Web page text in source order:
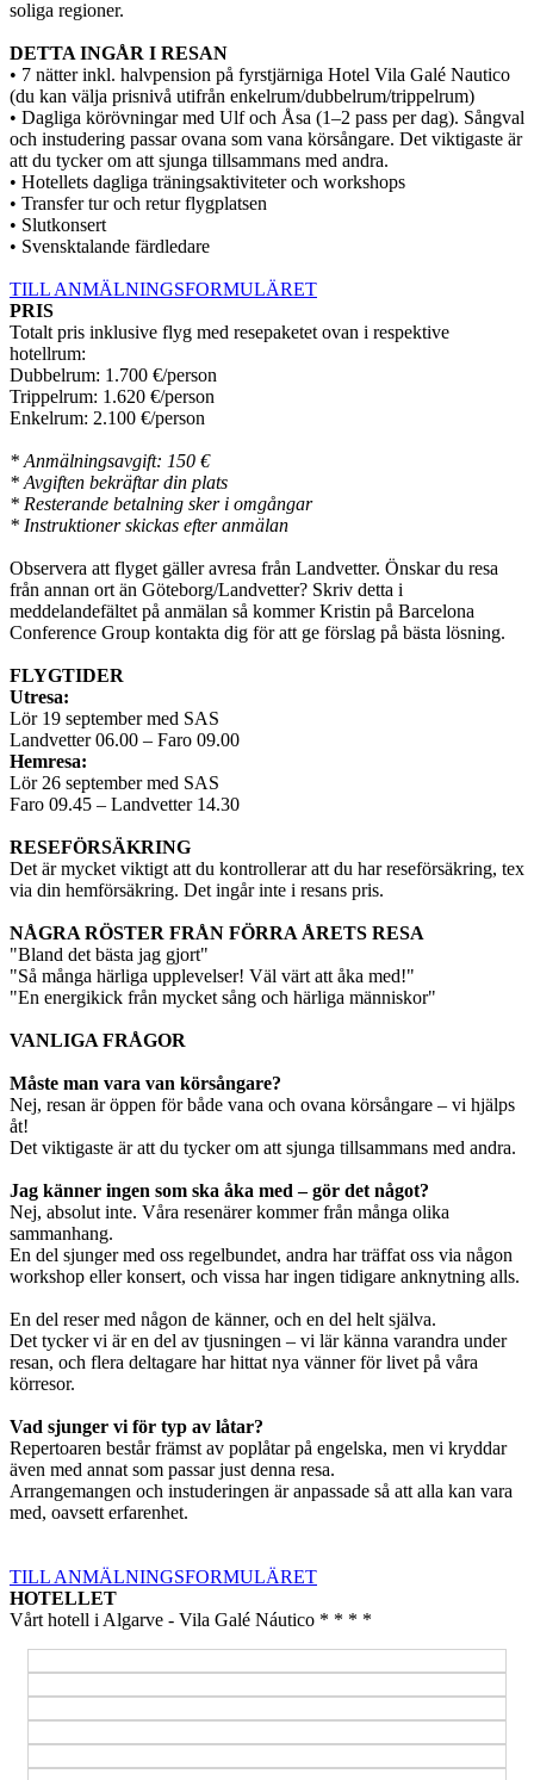
soliga regioner.
DETTA INGÅR I RESAN
• 7 nätter inkl. halvpension på fyrstjärniga Hotel Vila Galé Nautico
(du kan välja prisnivå utifrån enkelrum/dubbelrum/trippelrum)
• Dagliga körövningar med Ulf och Åsa (1–2 pass per dag). Sångval
och instudering passar ovana som vana körsångare. Det viktigaste är
att du tycker om att sjunga tillsammans med andra.
• Hotellets dagliga träningsaktiviteter och workshops
• Transfer tur och retur flygplatsen
• Slutkonsert
• Svensktalande färdledare
TILL ANMÄLNINGSFORMULÄRET
PRIS
Totalt pris inklusive flyg med resepaketet ovan i respektive
hotellrum:
Dubbelrum: 1.700 €/person
Trippelrum: 1.620 €/person
Enkelrum: 2.100 €/person
* Anmälningsavgift: 150 €
* Avgiften bekräftar din plats
* Resterande betalning sker i omgångar
* Instruktioner skickas efter anmälan
Observera att flyget gäller avresa från Landvetter. Önskar du resa
från annan ort än Göteborg/Landvetter? Skriv detta i
meddelandefältet på anmälan så kommer Kristin på Barcelona
Conference Group kontakta dig för att ge förslag på bästa lösning.
FLYGTIDER
Utresa:
Lör 19 september med SAS
Landvetter 06.00 – Faro 09.00
Hemresa:
Lör 26 september med SAS
Faro 09.45 – Landvetter 14.30
RESEFÖRSÄKRING
Det är mycket viktigt att du kontrollerar att du har reseförsäkring, tex
via din hemförsäkring. Det ingår inte i resans pris.
NÅGRA RÖSTER FRÅN FÖRRA ÅRETS RESA
"Bland det bästa jag gjort"
"Så många härliga upplevelser! Väl värt att åka med!"
"En energikick från mycket sång och härliga människor"
VANLIGA FRÅGOR
Måste man vara van körsångare?
Nej, resan är öppen för både vana och ovana körsångare – vi hjälps
åt!
Det viktigaste är att du tycker om att sjunga tillsammans med andra.
Jag känner ingen som ska åka med – gör det något?
Nej, absolut inte. Våra resenärer kommer från många olika
sammanhang.
En del sjunger med oss regelbundet, andra har träffat oss via någon
workshop eller konsert, och vissa har ingen tidigare anknytning alls.
En del reser med någon de känner, och en del helt själva.
Det tycker vi är en del av tjusningen – vi lär känna varandra under
resan, och flera deltagare har hittat nya vänner för livet på våra
körresor.
Vad sjunger vi för typ av låtar?
Repertoaren består främst av poplåtar på engelska, men vi kryddar
även med annat som passar just denna resa.
Arrangemangen och instuderingen är anpassade så att alla kan vara
med, oavsett erfarenhet.
TILL ANMÄLNINGSFORMULÄRET
HOTELLET
Vårt hotell i Algarve - Vila Galé Náutico * * * *